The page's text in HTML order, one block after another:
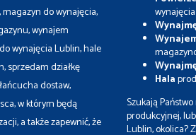
do wynajęcia,
wynajem
wynajęcia Lublin, hale
sprzedam działkę
dostaw,
w którym będą
a także zapewnić, że
wynajęcia
Hala
Szukają
produkcyjnej,
Lublin, okolica?